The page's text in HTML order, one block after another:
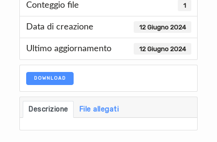
Conteggio file 1
Data di creazione 12 Giugno 2024
Ultimo aggiornamento 12 Giugno 2024
DOWNLOAD
Descrizione File allegati